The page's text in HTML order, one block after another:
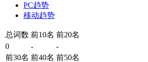
PC趋势
移动趋势
总词数 前10名 前20名
0
-
-
前30名 前40名 前50名